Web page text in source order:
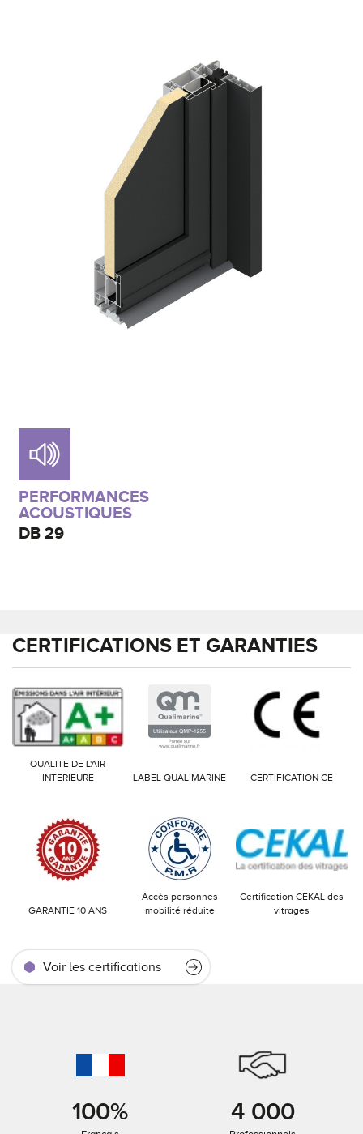
PERFORMANCES
ACOUSTIQUES
DB29
CERTIFICATIONS ET GARANTIES
QUALITE DE L'AIR
INTERIEURE
LABEL QUALIMARINE CERTIFICATION CE
GARANTIE 10 ANS
Accès personnes
mobilité réduite
Certification CEKAL des
vitrages
Voir les certifications
100% 4 000